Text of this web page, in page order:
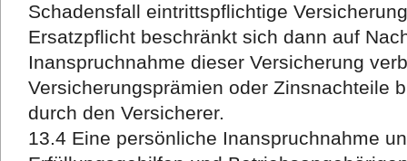
Schadensfall eintrittspflichtige
Ersatzpflicht beschränkt sich dann auf
Inanspruchnahme dieser Versicherung
Versicherungsprämien oder Zinsnachteile
durch den Versicherer.
13.4 Eine persönliche Inanspruchnahme